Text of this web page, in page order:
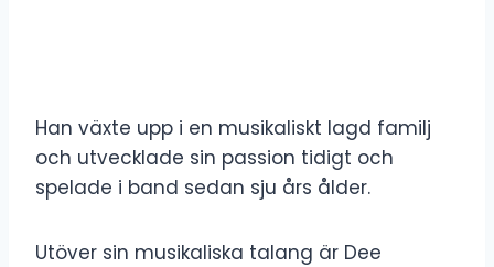
Han växte upp i en musikaliskt lagd familj
och utvecklade sin passion tidigt och
spelade i band sedan sju års ålder.
Utöver sin musikaliska talang är Dee